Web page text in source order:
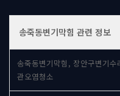
송죽동변기막힘 관련 정보
송죽동변기막힘, 장안구변기
관오염청소